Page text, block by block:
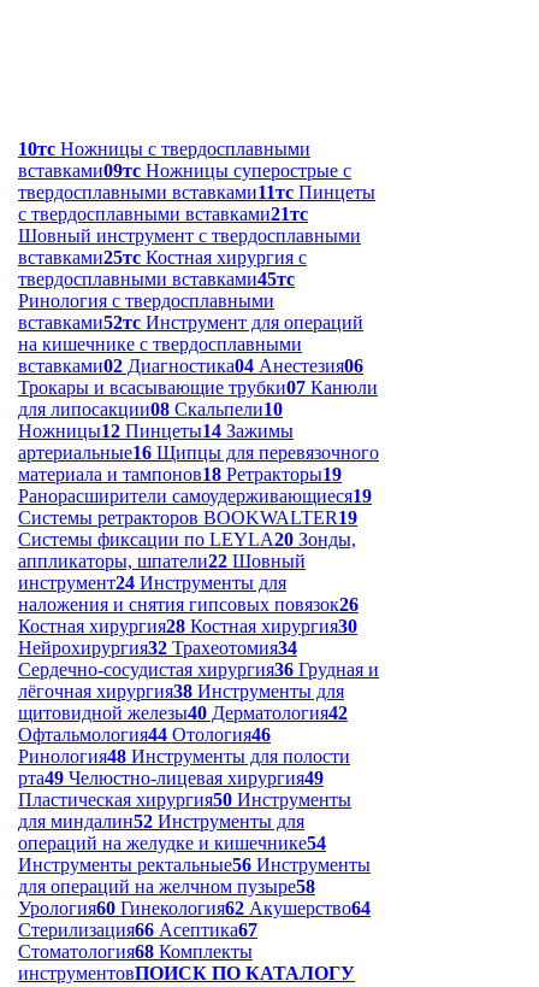
10тс Ножницы с твердосплавными
вставками09тс Ножницы суперострые с
твердосплавными вставками11тс Пинцеты
с твердосплавными вставками21тс
Шовный инструмент с твердосплавными
вставками25тс Костная хирургия с
твердосплавными вставками45тс
Ринология с твердосплавными
вставками52тс Инструмент для операций
на кишечнике с твердосплавными
вставками02 Диагностика04 Анестезия06
Трокары и всасывающие трубки07 Канюли
для липосакции08 Скальпели10
Ножницы12 Пинцеты14 Зажимы
артериальные16 Щипцы для перевязочного
материала и тампонов18 Ретракторы19
Ранорасширители самоудерживающиеся19
Системы ретракторов BOOKWALTER19
Системы фиксации по LEYLA20 Зонды,
аппликаторы, шпатели22 Шовный
инструмент24 Инструменты для
наложения и снятия гипсовых повязок26
Костная хирургия28 Костная хирургия30
Нейрохирургия32 Трахеотомия34
Сердечно-сосудистая хирургия36 Грудная и
лёгочная хирургия38 Инструменты для
щитовидной железы40 Дерматология42
Офтальмология44 Отология46
Ринология48 Инструменты для полости
рта49 Челюстно-лицевая хирургия49
Пластическая хирургия50 Инструменты
для миндалин52 Инструменты для
операций на желудке и кишечнике54
Инструменты ректальные56 Инструменты
для операций на желчном пузыре58
Урология60 Гинекология62 Акушерство64
Стерилизация66 Асептика67
Стоматология68 Комплекты
инструментовПОИСК ПО КАТАЛОГУ